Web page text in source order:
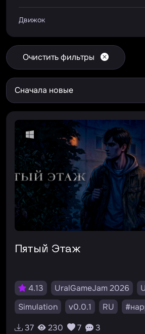
Движок
Очистить фильтры
Пятый Этаж
4.13 UralGameJam 2026
Simulation
v0.0.1 RU
#атмосфера
#исследование
37 230 7 3